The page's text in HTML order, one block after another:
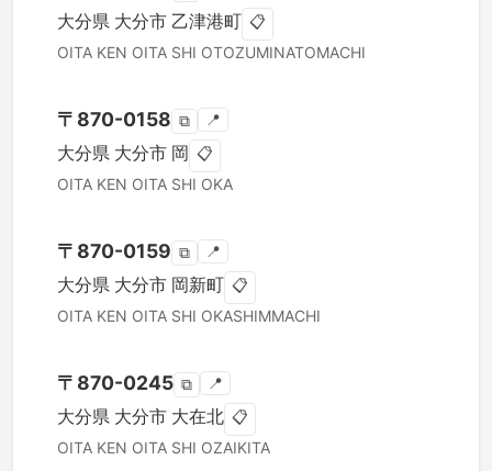
大分県 大分市 乙津港町 📋
OITA KEN OITA SHI OTOZUMINATOMACHI
〒 870-0158 ⧉ 📍
大分県 大分市 岡 📋
OITA KEN OITA SHI OKA
〒 870-0159 ⧉ 📍
大分県 大分市 岡新町 📋
OITA KEN OITA SHI OKASHIMMACHI
〒 870-0245 ⧉ 📍
大分県 大分市 大在北 📋
OITA KEN OITA SHI OZAIKITA